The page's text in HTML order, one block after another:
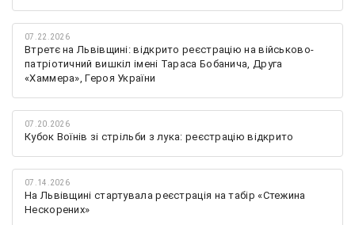
07.22.2026
Втретє на Львівщині: відкрито реєстрацію на військово-
патріотичний вишкіл імені Тараса Бобанича, Друга
«Хаммера», Героя України
07.20.2026
Кубок Воїнів зі стрільби з лука: реєстрацію відкрито
07.14.2026
На Львівщині стартувала реєстрація на табір «Стежина
Нескорених»